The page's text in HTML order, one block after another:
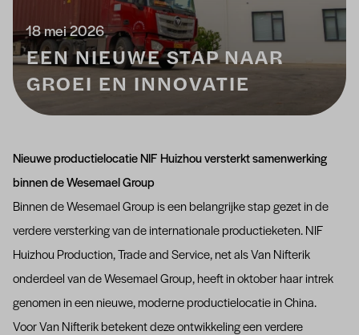
18 mei 2026
EEN NIEUWE STAP NAAR
GROEI EN INNOVATIE
Nieuwe productielocatie NIF Huizhou versterkt samenwerking
binnen de Wesemael Group
Binnen deWesemael Group is een belangrijke stap gezet in de
verdere versterking van de internationale productieketen. NIF
Huizhou Production, Trade and Service, net als Van Nifterik
onderdeel van de Wesemael Group, heeft in oktober haar intrek
genomen in een nieuwe, moderne productielocatie in China.
Voor Van Nifterik betekent deze ontwikkeling een verdere